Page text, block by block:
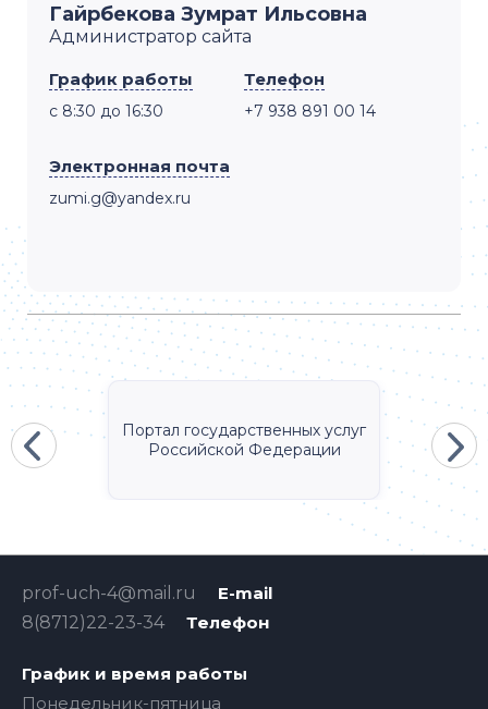
Гайрбекова Зумрат Ильсовна
Администратор сайта
График работы
с 8:30 до 16:30
Телефон
+7 938 891 00 14
Электронная почта
zumi.g@yandex.ru
Портал государственных услуг
Российской Федерации
E-mail
prof-uch-4@mail.ru
Телефон
8(8712)22-23-34
График и время работы
Понедельник-пятница